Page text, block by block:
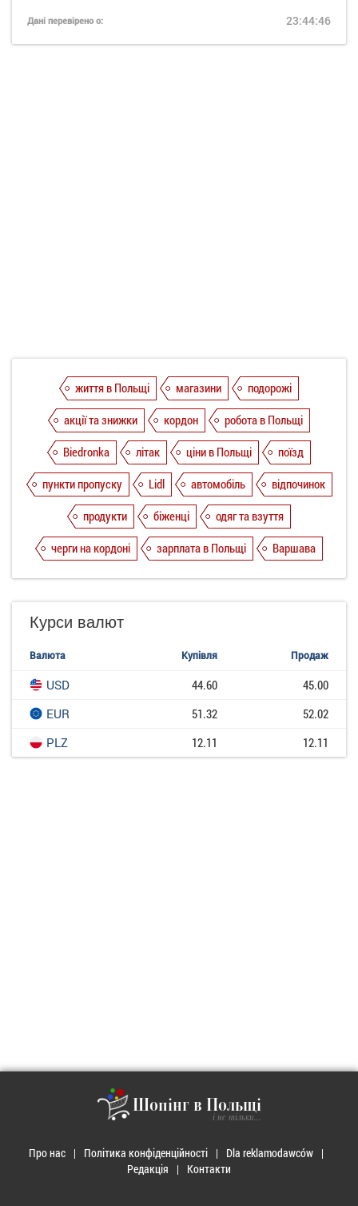
Дані перевірено о: 23:44:46
життя в Польщі магазини
подорожі
акції та знижки
кордон
робота в Польщі
Biedronka
літак ціни в Польщі
поїзд
пункти пропуску
Lidl автомобіль
відпочинок
продукти
біженці
одяг та взуття
черги на кордоні
зарплата в Польщі Варшава
Курси валют
Валюта Купівля Продаж
USD 44.60
45.00
EUR
51.32
52.02
PLZ
12.11 12.11
Шопінг в Польщі
і не тільки...
Про нас Політика конфіденційності
Dla reklamodawców
Редакція
Контакти